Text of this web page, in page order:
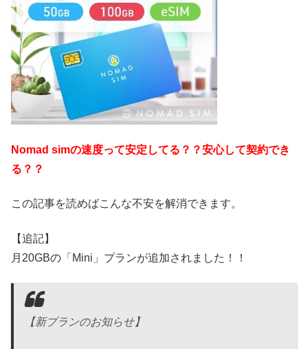
Nomad simの速度って安定してる？？安心して契約でき
る？？
この記事を読めばこんな不安を解消できます。
【追記】
月20GBの「Mini」プランが追加されました！！
【新プランのお知らせ】